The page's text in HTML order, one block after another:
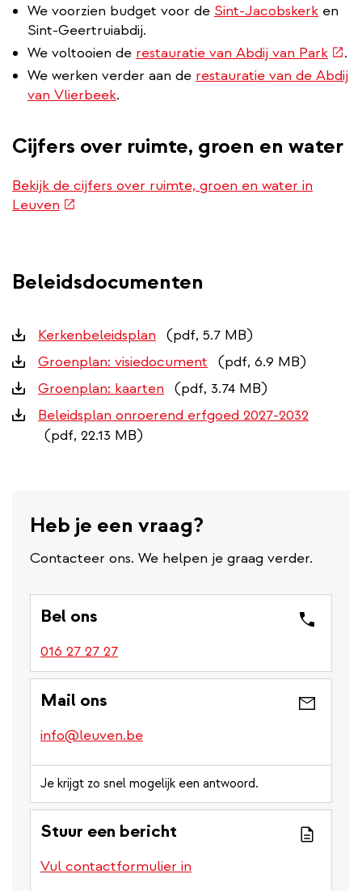
We voorzien budget voor de Sint-Jacobskerk en
Sint-Geertruiabdij.
We voltooien de restauratie van Abdij van Park
link)
.
We werken verder aan de restauratie van de Abdij
van Vlierbeek.
Cijfers over ruimte, groen en water
Bekijk de cijfers over ruimte, groen en water in
Leuven (externe
Beleidsdocumenten
Downloads
Kerkenbeleidsplan
(pdf, 5.7 MB)
Groenplan: visiedocument
(pdf, 6.9 MB)
Groenplan: kaarten
(pdf, 3.74 MB)
Beleidsplan onroerend erfgoed 2027-2032
(pdf, 22.13 MB)
Heb je een vraag?
Contacteer ons. We helpen je graag verder.
Bel ons
016 27 27 27
Mail ons
info@leuven.be
Je krijgt zo snel mogelijk een antwoord.
Stuur een bericht
Vul contactformulier in